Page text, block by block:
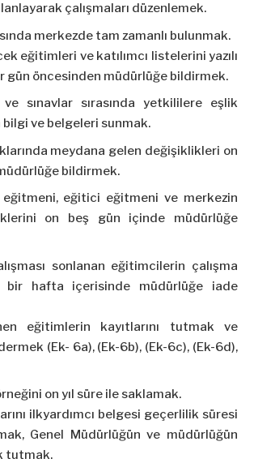
çalışmaları düzenlemek.
merkezde tam zamanlı bulunmak.
eğitimleri ve katılımcı listelerini yazılı
gün öncesinden müdürlüğe bildirmek.
sınavlar sırasında yetkililere eşlik
ve belgeleri sunmak.
meydana gelen değişiklikleri on
bildirmek.
eğitmeni, eğitici eğitmeni ve merkezin
on beş gün içinde müdürlüğe
sonlanan eğitimcilerin çalışma
bir hafta içerisinde müdürlüğe iade
eğitimlerin kayıtlarını tutmak ve
(Ek- 6a), (Ek-6b), (Ek-6c), (Ek-6d),
on yıl süre ile saklamak.
ilkyardımcı belgesi geçerlilik süresi
Genel Müdürlüğün ve müdürlüğün
tutmak.